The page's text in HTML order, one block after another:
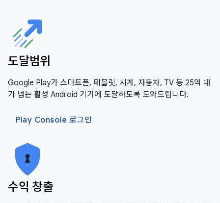
도달범위
Google Play가 스마트폰, 태블릿, 시계, 자동차, TV 등 25억 대
가 넘는 활성 Android 기기에 도달하도록 도와드립니다.
Play Console 로그인
수익 창출